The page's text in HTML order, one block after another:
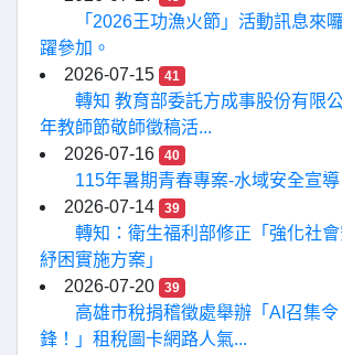
「2026王功漁火節」活動訊息來
躍參加。
2026-07-15
41
轉知 教育部委託方成事股份有限
年教師節敬師徵稿活...
2026-07-16
40
115年暑期青春專案-水域安全宣導
2026-07-14
39
轉知：衛生福利部修正「強化社
紓困實施方案」
2026-07-20
39
高雄市稅捐稽徵處舉辦「AI召集
鋒！」租稅圖卡網路人氣...